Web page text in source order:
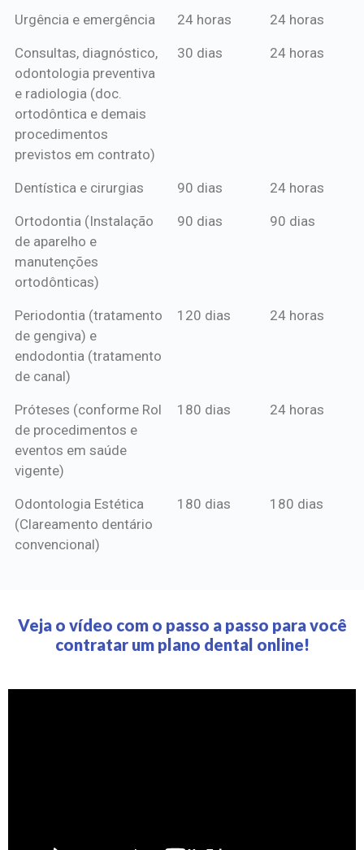
*Procedimentos Amil
*Pagamento
mensal*
*Pagamento
de crédito
Urgência e emergência 24 horas 24 horas
Consultas, diagnóstico,
odontologia preventiva
e radiologia (doc.
ortodôntica e demais
procedimentos
previstos em contrato)
30 dias 24 horas
Dentística e cirurgias 90 dias 24 horas
Ortodontia (Instalação
de aparelho e
manutenções
ortodônticas)
90 dias 90 dias
Periodontia (tratamento
de gengiva) e
endodontia (tratamento
de canal)
120 dias 24 horas
Próteses (conforme Rol
de procedimentos e
eventos em saúde
vigente)
180 dias 24 horas
Odontologia Estética
(Clareamento dentário
convencional)
180 dias 180 dias
Veja o vídeo com o passo a passo para você
contratar um plano dental online!